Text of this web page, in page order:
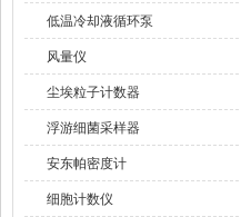
低温冷却液循环泵
风量仪
尘埃粒子计数器
浮游细菌采样器
安东帕密度计
细胞计数仪